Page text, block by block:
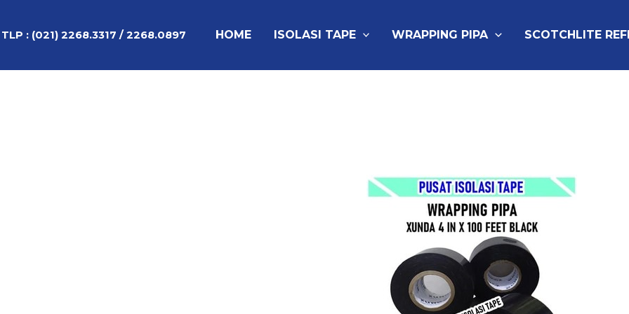
konten
TLP : (021) 2268.3317 / 2268.0897 HOME ISOLASI TAPE WRAPPING PIPA SCOTCHLITE